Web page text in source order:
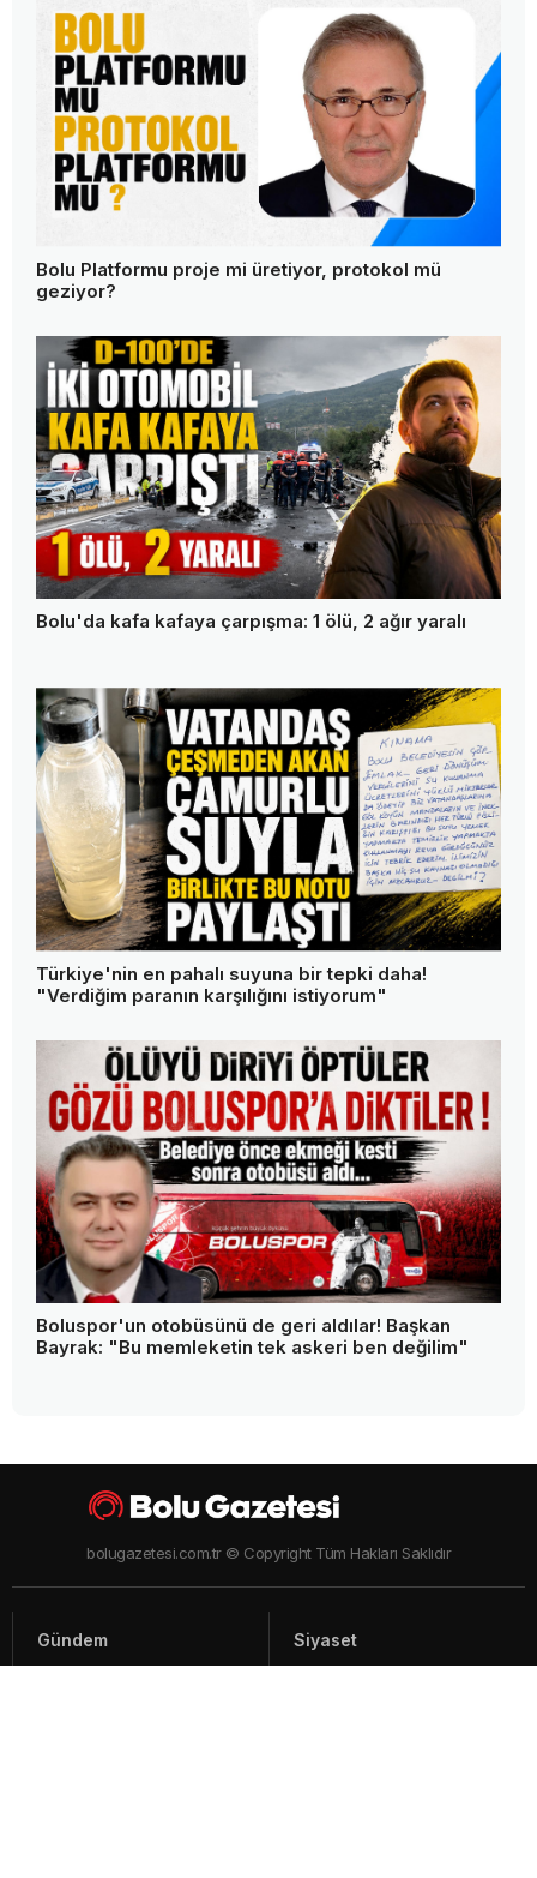
Bolu Platformu proje mi üretiyor, protokol mü
geziyor?
Bolu'da kafa kafaya çarpışma: 1 ölü, 2 ağır yaralı
Türkiye'nin en pahalı suyuna bir tepki daha!
"Verdiğim paranın karşılığını istiyorum"
Boluspor'un otobüsünü de geri aldılar! Başkan
Bayrak: "Bu memleketin tek askeri ben değilim"
bolugazetesi.com.tr © Copyright Tüm Hakları Saklıdır
Gündem Siyaset